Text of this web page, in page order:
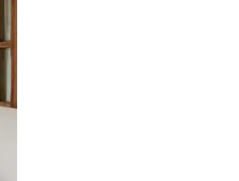
o dedo na tela.